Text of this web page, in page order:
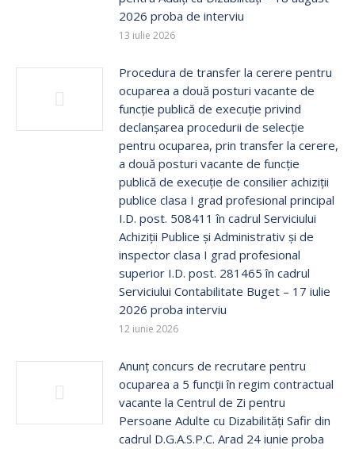
2026 proba de interviu
13 iulie 2026
Procedura de transfer la cerere pentru
ocuparea a două posturi vacante de
funcție publică de execuţie privind
declanșarea procedurii de selecție
pentru ocuparea, prin transfer la cerere,
a două posturi vacante de funcție
publică de execuţie de consilier achiziții
publice clasa I grad profesional principal
I.D. post. 508411 în cadrul Serviciului
Achiziții Publice și Administrativ și de
inspector clasa I grad profesional
superior I.D. post. 281465 în cadrul
Serviciului Contabilitate Buget – 17 iulie
2026 proba interviu
12 iunie 2026
Anunț concurs de recrutare pentru
ocuparea a 5 funcții în regim contractual
vacante la Centrul de Zi pentru
Persoane Adulte cu Dizabilități Safir din
cadrul D.G.A.S.P.C. Arad 24 iunie proba